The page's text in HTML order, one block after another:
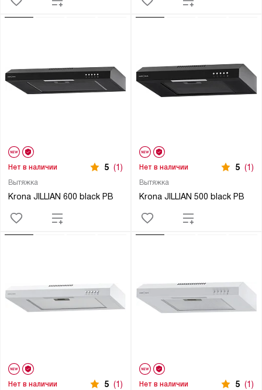
Вытяжка
Krona JILLIAN 600 black PB
Нет в наличии 5 (1)
Вытяжка
Krona JILLIAN 500 black PB
Нет в наличии 5 (1)
Нет в наличии 5 (1) Нет в наличии 5 (1)